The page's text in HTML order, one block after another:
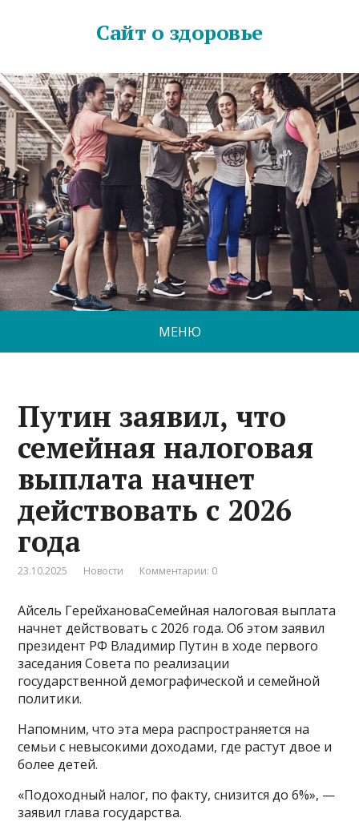
Сайт о здоровье
МЕНЮ
Путин заявил, что
семейная налоговая
выплата начнет
действовать с 2026
года
23.10.2025 Новости Комментарии: 0
Айсель ГерейхановаСемейная налоговая выплата
начнет действовать с 2026 года. Об этом заявил
президент РФ Владимир Путин в ходе первого
заседания Совета по реализации
государственной демографической и семейной
политики.
Напомним, что эта мера распространяется на
семьи с невысокими доходами, где растут двое и
более детей.
«Подоходный налог, по факту, снизится до 6%», —
заявил глава государства.